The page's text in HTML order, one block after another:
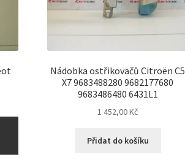
Nádobka ostřikovačů Citroën C5
X7 9683488280 9682177680
9683486480 6431L1
1 452,00Kč
Přidat do košíku